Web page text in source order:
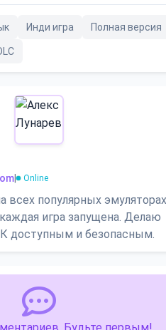
Инди игра Полная версия
| Online
всех популярных
игра запущена. Делаю
доступным и безопасным.